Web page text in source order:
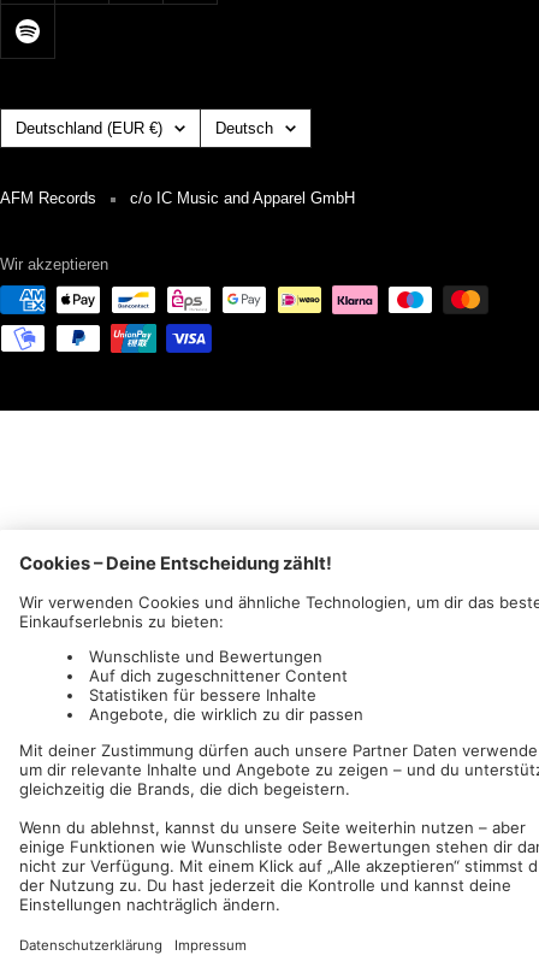
Land/Region Deutschland (EUR €) Sprache
Deutsch
AFM Records c/o IC Music and Apparel GmbH
Wir akzeptieren